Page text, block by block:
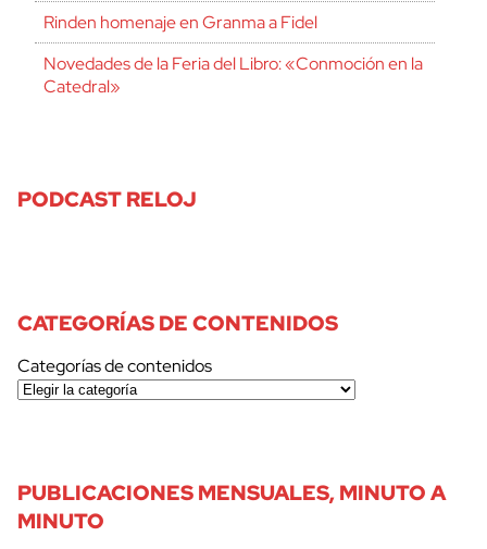
Rinden homenaje en Granma a Fidel
Novedades de la Feria del Libro: «Conmoción en la
Catedral»
PODCAST RELOJ
CATEGORÍAS DE CONTENIDOS
Categorías de contenidos
PUBLICACIONES MENSUALES, MINUTO A
MINUTO